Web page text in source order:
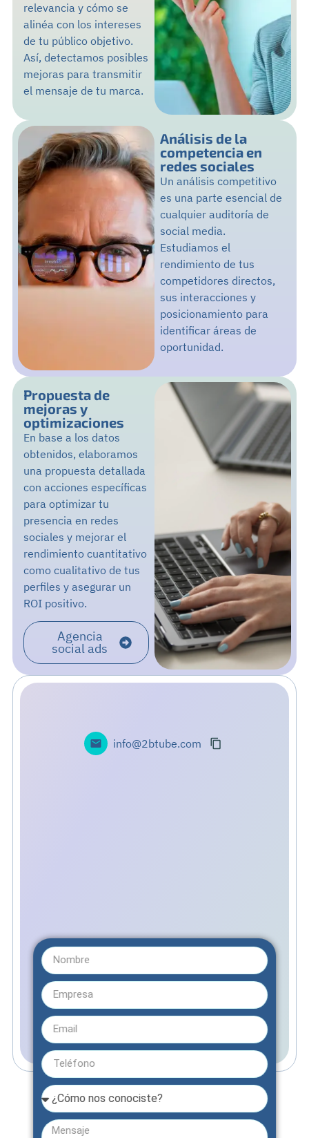
relevancia y cómo se
alinéa con los intereses
de tu público objetivo.
Así, detectamos posibles
mejoras para transmitir
el mensaje de tu marca.
Análisis de la
competencia en
redes sociales
Un análisis competitivo
es una parte esencial de
cualquier auditoría de
social media.
Estudiamos el
rendimiento de tus
competidores directos,
sus interacciones y
posicionamiento para
identificar áreas de
oportunidad.
Propuesta de
mejoras y
optimizaciones
En base a los datos
obtenidos, elaboramos
una propuesta detallada
con acciones específicas
para optimizar tu
presencia en redes
sociales y mejorar el
rendimiento cuantitativo
como cualitativo de tus
perfiles y asegurar un
ROI positivo.
Agencia
social ads
info@2btube.com